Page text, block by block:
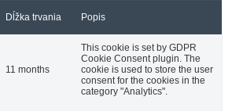
Dĺžka trvania Popis
11 months
This cookie is set by GDPR
Cookie Consent plugin. The
cookie is used to store the user
consent for the cookies in the
category "Analytics".